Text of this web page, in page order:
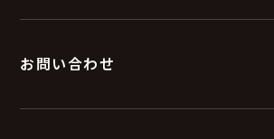
お問い合わせ